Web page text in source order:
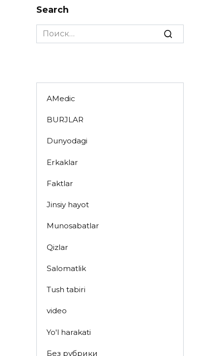
Search
Search
for:
AMedic
BURJLAR
Dunyodagi
Erkaklar
Faktlar
Jinsiy hayot
Munosabatlar
Qizlar
Salomatlik
Tush tabiri
video
Yo'l harakati
Без рубрики